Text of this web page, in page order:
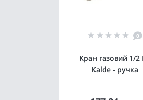
0
Кран газовий 1/2
Kalde - ручка